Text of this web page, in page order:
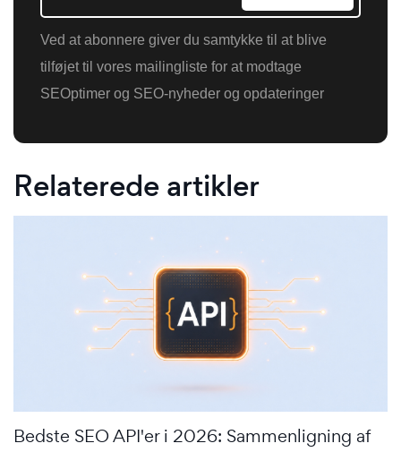
Ved at abonnere giver du samtykke til at blive
tilføjet til vores mailingliste for at modtage
SEOptimer og SEO-nyheder og opdateringer
Relaterede artikler
Bedste SEO API'er i 2026: Sammenligning af